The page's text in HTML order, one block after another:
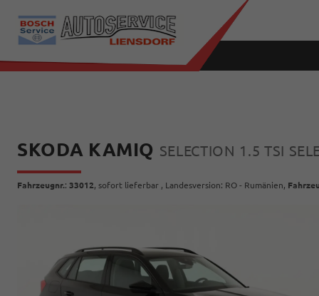
SKODA KAMIQ SELECTION 1.5 TSI
Fahrzeugnr.: 33012, sofort lieferbar , Landesversion: RO - Rumänien,